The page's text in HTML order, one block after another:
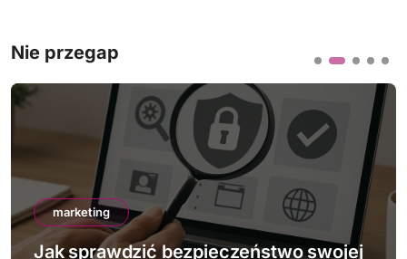
Nie przegap
swojej
marketing